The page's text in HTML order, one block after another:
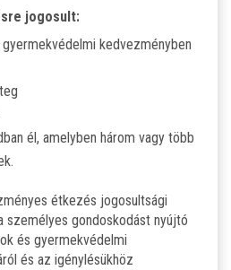
jogosult:
kedvezményben
él, amelyben három vagy több
étkezés jogosultsági
személyes gondoskodást nyújtó
és gyermekvédelmi
és az igénylésükhöz